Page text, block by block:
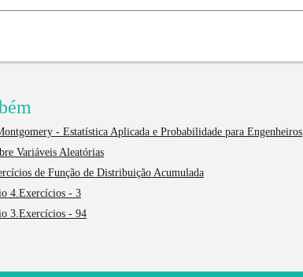
- Estatística Aplicada e Probabilidade para Engenheiros
Variáveis Aleatórias
de Função de Distribuição Acumulada
4.Exercícios - 3
3.Exercícios - 94